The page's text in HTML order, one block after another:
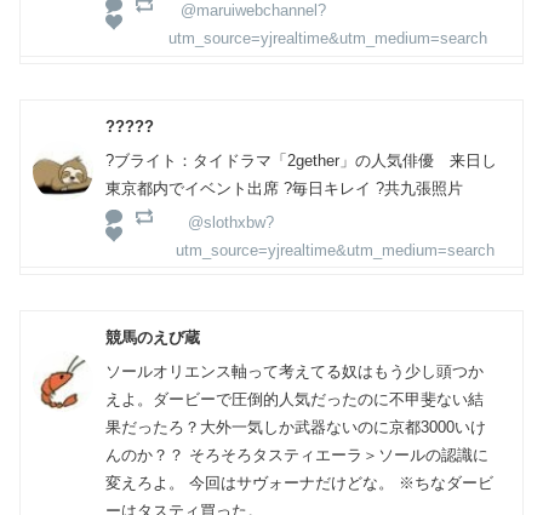
@maruiwebchannel?
utm_source=yjrealtime&utm_medium=search
?????
?ブライト：タイドラマ「2gether」の人気俳優 来日し
東京都内でイベント出席 ?毎日キレイ ?共九張照片
@slothxbw?
utm_source=yjrealtime&utm_medium=search
競馬のえび蔵
ソールオリエンス軸って考えてる奴はもう少し頭つか
えよ。ダービーで圧倒的人気だったのに不甲斐ない結
果だったろ？大外一気しか武器ないのに京都3000いけ
んのか？？ そろそろタスティエーラ＞ソールの認識に
変えろよ。 今回はサヴォーナだけどな。 ※ちなダービ
ーはタスティ買った。